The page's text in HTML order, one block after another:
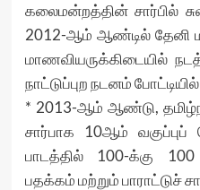
கலைமன்றத்தின் சார்பில்
2012-ஆம் ஆண்டில் தேனி
மாணவியருக்கிடையில்
நாட்டுப்புற நடனம் போட்டியில்
* 2013-ஆம் ஆண்டு,
சார்பாக 10ஆம்
பாடத்தில் 100-க்கு
பதக்கம் மற்றும் பாராட்டுச்